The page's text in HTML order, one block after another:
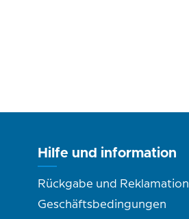
Hilfe und information
Rückgabe und Reklamation
Geschäftsbedingungen